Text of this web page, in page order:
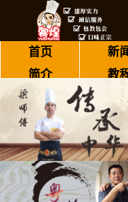
首页 新
简介
教